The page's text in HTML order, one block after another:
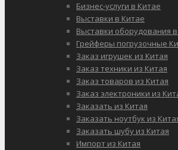
Бизнес-услуги в Китае
Выставки в Китае
Выставки оборудования
Грейферы погрузочные
Заказ игрушек из Китая
Заказ техники из Китая
Заказ товаров из Китая
Заказ электроники из
Заказать из Китая
Заказать ноутбук из
Заказать шубу из Китая
Импорт из Китая